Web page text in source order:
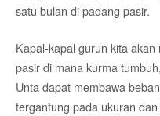
satu bulan di padang pasir.
Kapal-kapal gurun kita
pasir di mana kurma
Unta dapat membawa
tergantung pada ukuran